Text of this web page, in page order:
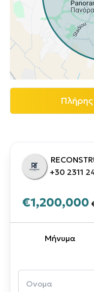
+30 2311
€1,200,000
Μήνυμα